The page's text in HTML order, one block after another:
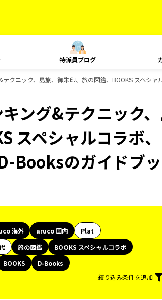
特派員ブログ
クニック、島旅、御朱印、旅の図鑑、BOOKS スペシ
ング&テクニック
スペシャルコラボ
Booksのガイドブッ
海外 aruco 国内
Plat
旅の図鑑
BOOKS スペシャルコラボ
BOOKS
D-Books
絞り込み条件を追加